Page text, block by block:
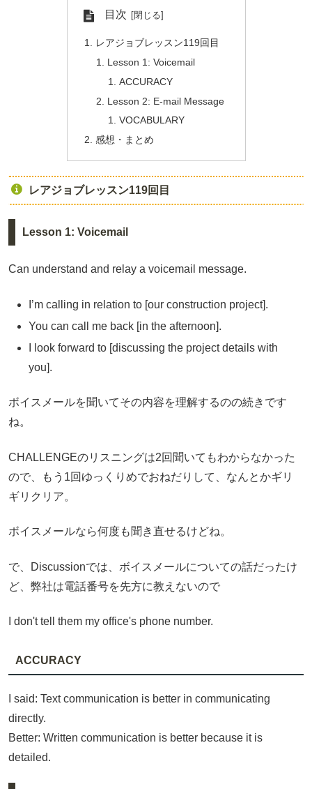
目次
レアジョブレッスン119回目
Lesson 1: Voicemail
ACCURACY
Lesson 2: E-mail Message
VOCABULARY
感想・まとめ
レアジョブレッスン119回目
Lesson 1: Voicemail
Can understand and relay a voicemail message.
I’m calling in relation to [our construction project].
You can call me back [in the afternoon].
I look forward to [discussing the project details with
you].
ボイスメールを聞いてその内容を理解するのの続きです
ね。
CHALLENGEのリスニングは2回聞いてもわからなかった
ので、もう1回ゆっくりめでおねだりして、なんとかギリ
ギリクリア。
ボイスメールなら何度も聞き直せるけどね。
で、Discussionでは、ボイスメールについての話だったけ
ど、弊社は電話番号を先方に教えないので
I don't tell them my office's phone number.
ACCURACY
I said: Text communication is better in communicating
directly.
Better: Written communication is better because it is
detailed.